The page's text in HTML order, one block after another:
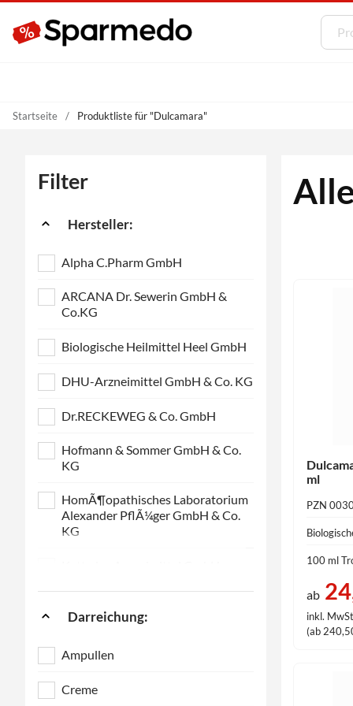
Startseite Produktliste für "Dulcamara"
Filter
Hersteller:
Alpha C.Pharm GmbH
ARCANA Dr. Sewerin GmbH &
Co.KG
Biologische Heilmittel Heel GmbH
DHU-Arzneimittel GmbH & Co. KG
Dr.RECKEWEG & Co. GmbH
Hofmann & Sommer GmbH & Co.
KG
HomÃ¶opathisches Laboratorium
Alexander PflÃ¼ger GmbH & Co.
KG
PrÃ¤parate GmbH
PEKANA Naturheilmittel GmbH
Darreichung:
Ampullen
Creme
ml
PZN
100 ml
ab
inkl.
(ab